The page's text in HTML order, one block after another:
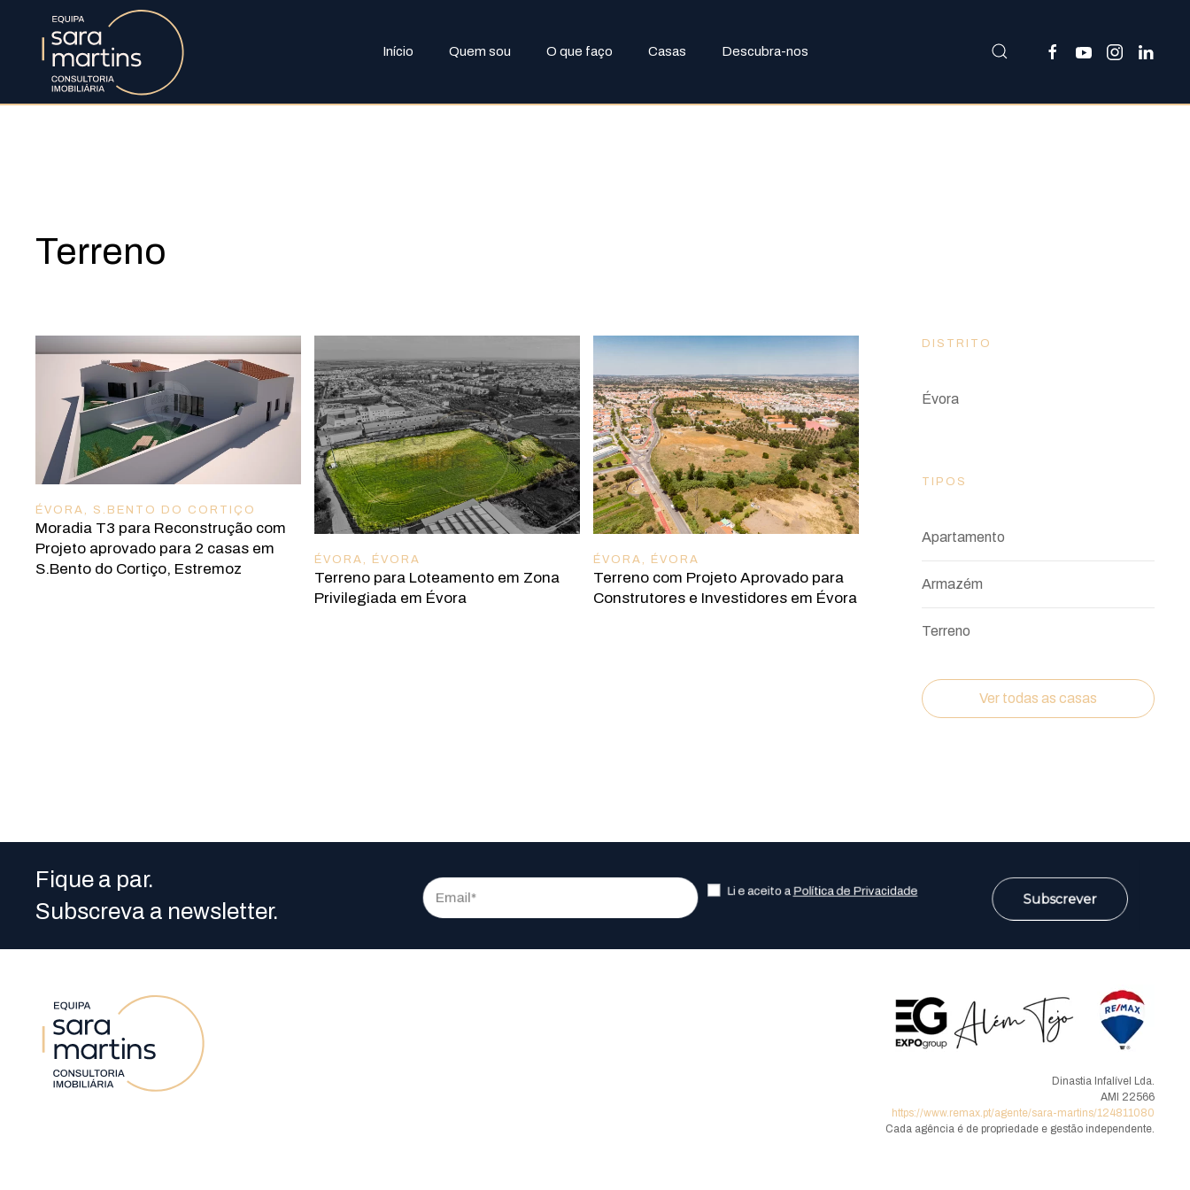
Início Quem sou O que faço Casas Descubra-nos
Terreno
ÉVORA , S.BENTO DO CORTIÇO
Moradia T3 para Reconstrução com
Projeto aprovado para 2 casas em
S.Bento do Cortiço, Estremoz
ÉVORA , ÉVORA
Terreno para Loteamento em Zona
Privilegiada em Évora
ÉVORA , ÉVORA
Terreno com Projeto Aprovado para
Construtores e Investidores em Évora
DISTRITO
Évora
TIPOS
Apartamento
Armazém
Terreno
Ver todas as casas
Fique a par.
Subscreva a newsletter.
Li e aceito a Política de Privacidade
Subscrever
Dinastia Infalível Lda.
AMI 22566
https://www.remax.pt/agente/sara-martins/124811080
Cada agência é de propriedade e gestão independente.